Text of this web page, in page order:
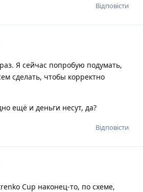
Відповісти
Я сейчас попробую подумать,
сделать, чтобы корректно
ещё и деньги несут, да?
Відповісти
Cup наконец-то, по схеме,